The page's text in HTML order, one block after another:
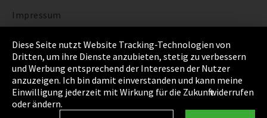
Impressum
Datenschutz
Cookie Einstellungen
AGB
Sitemap
Diese Seite nutzt Website Tracking-Technologien von
Dritten, um ihre Dienste anzubieten, stetig zu verbessern
und Werbung entsprechend der Interessen der Nutzer
anzuzeigen. Ich bin damit einverstanden und kann meine
Einwilligung jederzeit mit Wirkung für die Zukunft widerrufen
oder ändern.